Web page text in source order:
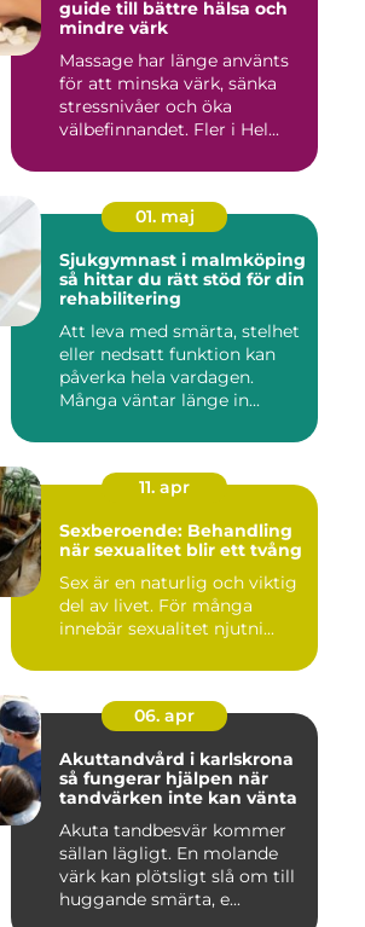
guide till bättre hälsa och
mindre värk
Massage har länge använts
för att minska värk, sänka
stressnivåer och öka
välbefinnandet. Fler i Hel...
01. maj
Sjukgymnast i malmköping
så hittar du rätt stöd för din
rehabilitering
Att leva med smärta, stelhet
eller nedsatt funktion kan
påverka hela vardagen.
Många väntar länge in...
11. apr
Sexberoende: Behandling
när sexualitet blir ett tvång
Sex är en naturlig och viktig
del av livet. För många
innebär sexualitet njutni...
06. apr
Akuttandvård i karlskrona
så fungerar hjälpen när
tandvärken inte kan vänta
Akuta tandbesvär kommer
sällan lägligt. En molande
värk kan plötsligt slå om till
huggande smärta, e...